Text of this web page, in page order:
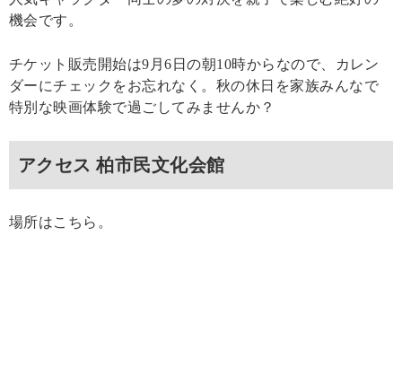
機会です。
チケット販売開始は9月6日の朝10時からなので、カレン
ダーにチェックをお忘れなく。秋の休日を家族みんなで
特別な映画体験で過ごしてみませんか？
アクセス 柏市民文化会館
場所はこちら。